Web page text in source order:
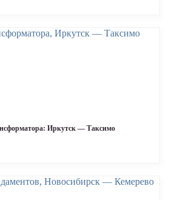
Иркутск — Таксимо